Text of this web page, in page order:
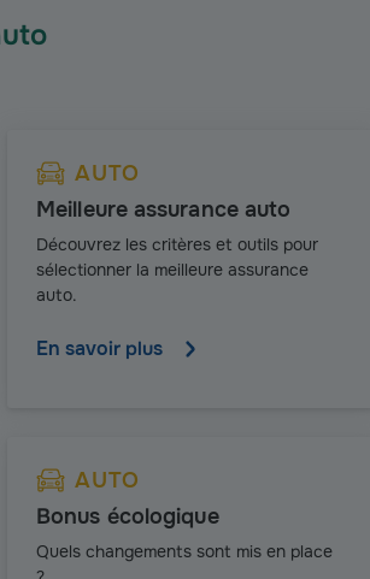
AUTO
Meilleure assurance auto
Découvrez les critères et outils pour
sélectionner la meilleure assurance
auto.
En savoir plus
AUTO
Bonus écologique
Quels changements sont mis en place